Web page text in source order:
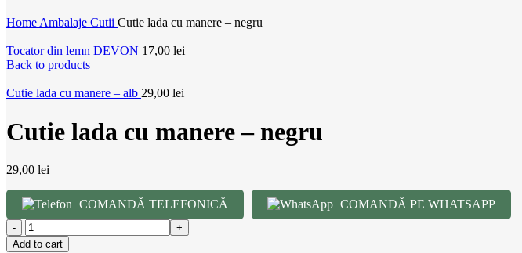
Home Ambalaje Cutii Cutie lada cu manere – negru
Tocator din lemn DEVON 17,00 lei
Back to products
Cutie lada cu manere – alb 29,00 lei
Cutie lada cu manere – negru
29,00 lei
COMANDĂ TELEFONICĂ COMANDĂ PE WHATSAPP
Add to cart